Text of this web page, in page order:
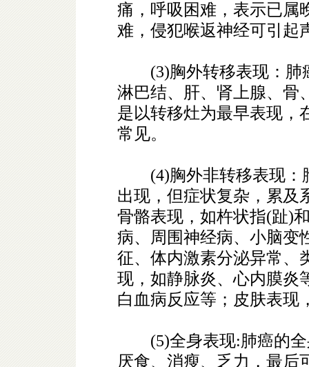
痛，呼吸困难，表示已属
难，侵犯喉返神经可引起
(3)胸外转移表现：肺
淋巴结、肝、肾上腺、骨
是以转移灶为最早表现，
常见。
(4)胸外非转移表现：
出现，但症状复杂，累及
骨骼表现，如杵状指(趾)
病、周围神经病、小脑变
征、体内激素分泌异常、
现，如静脉炎、心内膜炎
白血病反应等；皮肤表现
(5)全身表现:肺癌的全
厌食、消瘦、乏力，最后